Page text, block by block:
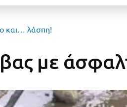
και… λάσπη!
με